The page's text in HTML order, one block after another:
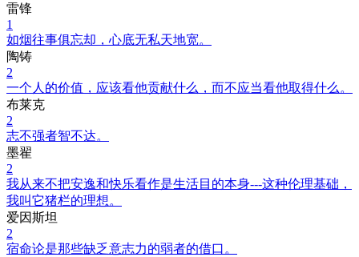
雷锋
1
如烟往事俱忘却，心底无私天地宽。
陶铸
2
一个人的价值，应该看他贡献什么，而不应当看他取得什么。
布莱克
2
志不强者智不达。
墨翟
2
我从来不把安逸和快乐看作是生活目的本身---这种伦理基础，
我叫它猪栏的理想。
爱因斯坦
2
宿命论是那些缺乏意志力的弱者的借口。